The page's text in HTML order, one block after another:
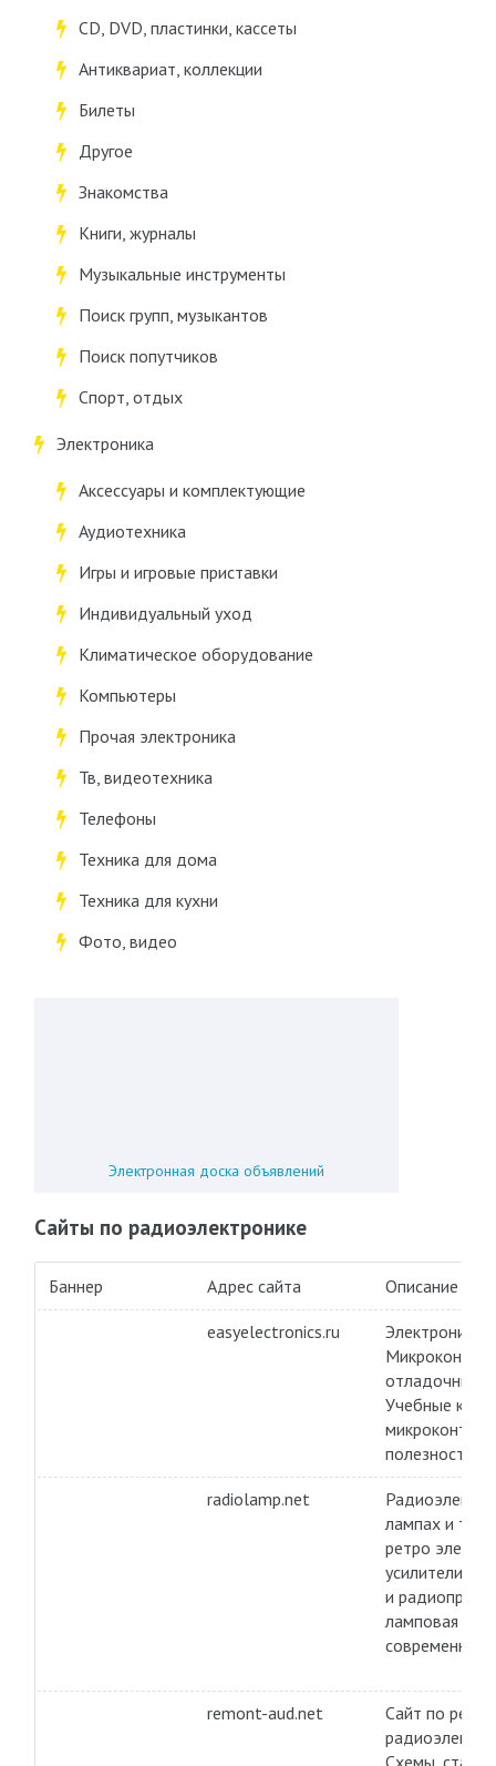
CD, DVD, пластинки, кассеты
Антиквариат, коллекции
Билеты
Другое
Знакомства
Книги, журналы
Музыкальные инструменты
Поиск групп, музыкантов
Поиск попутчиков
Спорт, отдых
Электроника
Аксессуары и комплектующие
Аудиотехника
Игры и игровые приставки
Индивидуальный уход
Климатическое оборудование
Компьютеры
Прочая электроника
Тв, видеотехника
Телефоны
Техника для дома
Техника для кухни
Фото, видео
Электронная доска объявлений
Сайты по радиоэлектронике
Баннер Адрес сайта Описание
easyelectronics.ru
Электроника
отладочные
Учебные
полезности.
radiolamp.net
лампах и
ретро
усилители
и
ламповая
remont-aud.net
Сайт по
Схемы,